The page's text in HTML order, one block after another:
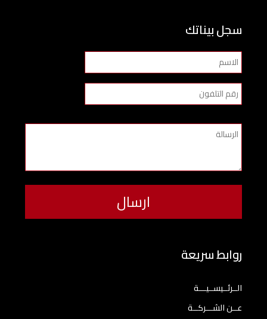
سجل بيناتك
روابط سريعة
الــرئــيســيـــة
عــن الشـــركــة